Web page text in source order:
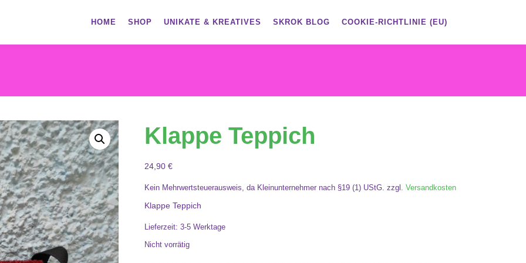
HOME SHOP UNIKATE & KREATIVES SKROK BLOG COOKIE-RICHTLINIE (EU)
Klappe Teppich
24,90€
Kein Mehrwertsteuerausweis, da Kleinunternehmer nach §19 (1) UStG. zzgl.Versandkosten
Klappe Teppich
Lieferzeit:3-5 Werktage
Nicht vorrätig